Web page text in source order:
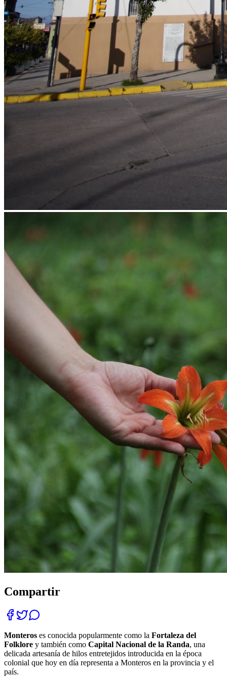
Compartir
Monteros es conocida popularmente como la Fortaleza del
Folklore y también como Capital Nacional de la Randa, una
delicada artesanía de hilos entretejidos introducida en la época
colonial que hoy en día representa a Monteros en la provincia y el
país.